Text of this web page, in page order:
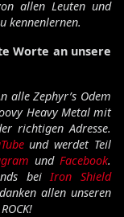
allen Leuten und
kennenlernen.
Worte an unsere
alle Zephyr’s Odem
Heavy Metal mit
richtigen Adresse.
und werdet Teil
und Facebook.
bei Iron Shield
allen unseren